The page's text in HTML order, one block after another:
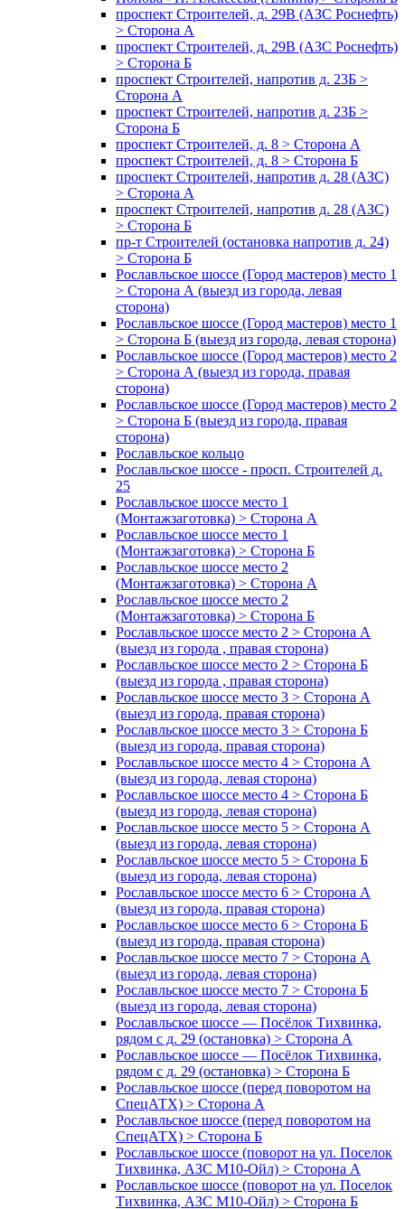
проспект Строителей, д. 29В (АЗС Роснефть)
> Сторона А
проспект Строителей, д. 29В (АЗС Роснефть)
> Сторона Б
проспект Строителей, напротив д. 23Б >
Сторона А
проспект Строителей, напротив д. 23Б >
Сторона Б
проспект Строителей, д. 8 > Сторона А
проспект Строителей, д. 8 > Сторона Б
проспект Строителей, напротив д. 28 (АЗС)
> Сторона А
проспект Строителей, напротив д. 28 (АЗС)
> Сторона Б
пр-т Строителей (остановка напротив д. 24)
> Сторона Б
Рославльское шоссе (Город мастеров) место 1
> Сторона А (выезд из города, левая
сторона)
Рославльское шоссе (Город мастеров) место 1
> Сторона Б (выезд из города, левая сторона)
Рославльское шоссе (Город мастеров) место 2
> Сторона А (выезд из города, правая
сторона)
Рославльское шоссе (Город мастеров) место 2
> Сторона Б (выезд из города, правая
сторона)
Рославльское кольцо
Рославльское шоссе - просп. Строителей д.
25
Рославльское шоссе место 1
(Монтажзаготовка) > Сторона А
Рославльское шоссе место 1
(Монтажзаготовка) > Сторона Б
Рославльское шоссе место 2
(Монтажзаготовка) > Сторона А
Рославльское шоссе место 2
(Монтажзаготовка) > Сторона Б
Рославльское шоссе место 2 > Сторона А
(выезд из города , правая сторона)
Рославльское шоссе место 2 > Сторона Б
(выезд из города , правая сторона)
Рославльское шоссе место 3 > Сторона А
(выезд из города, правая сторона)
Рославльское шоссе место 3 > Сторона Б
(выезд из города, правая сторона)
Рославльское шоссе место 4 > Сторона А
(выезд из города, левая сторона)
Рославльское шоссе место 4 > Сторона Б
(выезд из города, левая сторона)
Рославльское шоссе место 5 > Сторона А
(выезд из города, левая сторона)
Рославльское шоссе место 5 > Сторона Б
(выезд из города, левая сторона)
Рославльское шоссе место 6 > Сторона А
(выезд из города, правая сторона)
Рославльское шоссе место 6 > Сторона Б
(выезд из города, правая сторона)
Рославльское шоссе место 7 > Сторона А
(выезд из города, левая сторона)
Рославльское шоссе место 7 > Сторона Б
(выезд из города, левая сторона)
Рославльское шоссе — Посёлок Тихвинка,
рядом с д. 29 (остановка) > Сторона А
Рославльское шоссе — Посёлок Тихвинка,
рядом с д. 29 (остановка) > Сторона Б
Рославльское шоссе (перед поворотом на
СпецАТХ) > Сторона А
Рославльское шоссе (перед поворотом на
СпецАТХ) > Сторона Б
Рославльское шоссе (поворот на ул. Поселок
Тихвинка, АЗС М10-Ойл) > Сторона А
Рославльское шоссе (поворот на ул. Поселок
Тихвинка, АЗС М10-Ойл) > Сторона Б